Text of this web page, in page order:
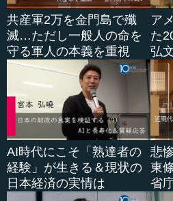
山浦 そうですね。基本的に「人
い」ところは、何も変わらない。
共産軍2万を金門島で殲
滅…ただし一般人の命を
守る軍人の本義を重視
ア
た
弘
AI時代にこそ「熟達者の
経験」が生きる＆現状の
日本経済の実情は
悲
東
省